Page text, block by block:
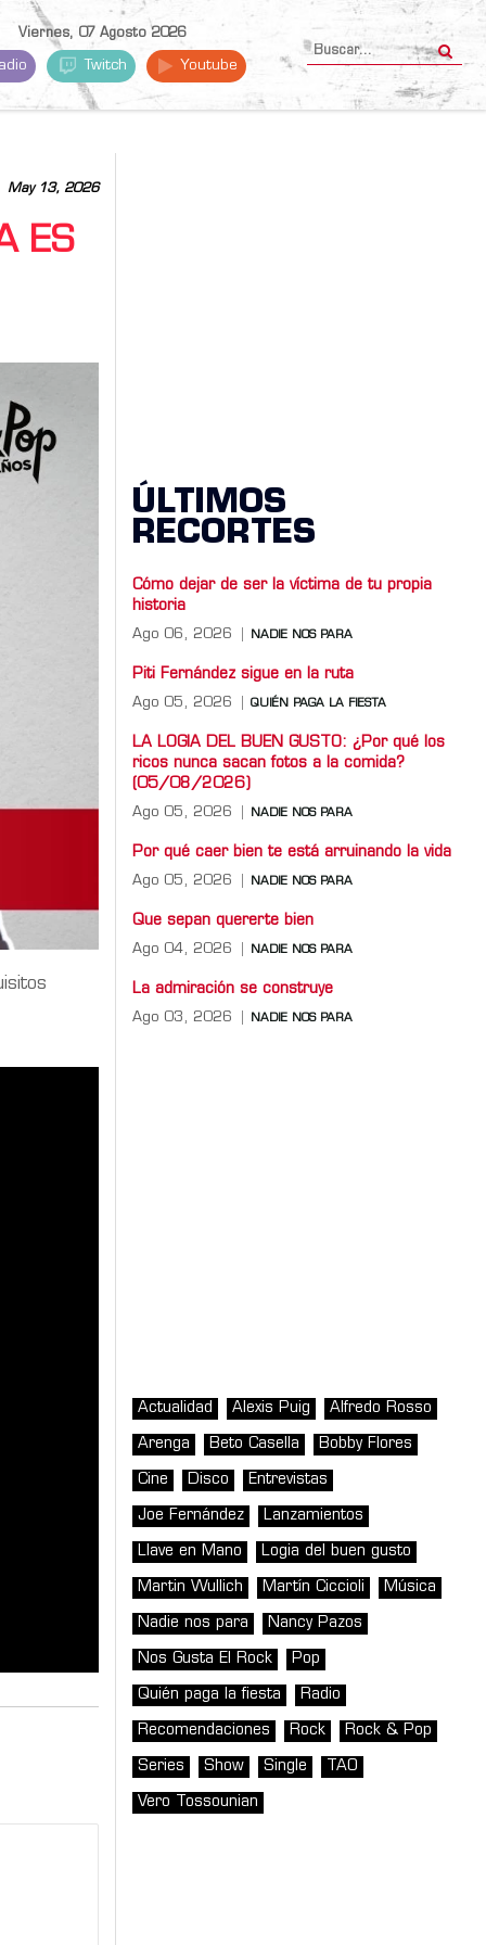
Viernes, 07 Agosto 2026
Twitch Youtube
May 13, 2026
ES
ÚLTIMOS
RECORTES
Cómo dejar de ser la víctima de tu propia
historia
Ago 06, 2026 NADIE NOS PARA
Piti Fernández sigue en la ruta
Ago 05, 2026 QUIÉN PAGA LA FIESTA
LA LOGIA DEL BUEN GUSTO: ¿Por qué los
ricos nunca sacan fotos a la comida?
(05/08/2026)
Ago 05, 2026 NADIE NOS PARA
Por qué caer bien te está arruinando la vida
Ago 05, 2026 NADIE NOS PARA
Que sepan quererte bien
Ago 04, 2026 NADIE NOS PARA
La admiración se construye
Ago 03, 2026 NADIE NOS PARA
Actualidad Alexis Puig Alfredo Rosso
Arenga Beto Casella Bobby Flores
Cine Disco Entrevistas
Joe Fernández Lanzamientos
Llave en Mano Logia del buen gusto
Martin Wullich Martín Ciccioli Música
Nadie nos para Nancy Pazos
Nos Gusta El Rock Pop
Quién paga la fiesta Radio
Recomendaciones Rock Rock & Pop
Series Show Single TAO
Vero Tossounian